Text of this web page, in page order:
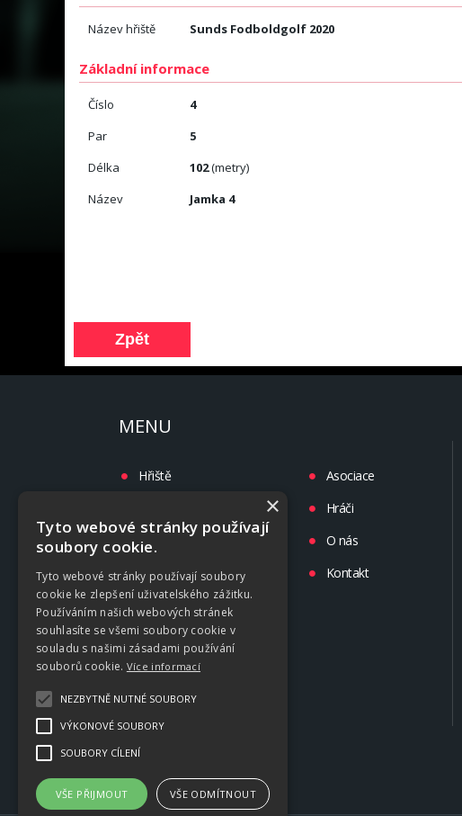
Název hřiště Sunds Fodboldgolf 2020
Základní informace
Číslo
4
Par
5
Délka
102(metry)
Název
Jamka 4
MENU
Hřiště
Liga
Tréninky
Kluby
Asociace
Hráči
O nás
Kontakt
×
Tyto webové stránky používají
soubory cookie.
Tyto webové stránky používají soubory
cookie ke zlepšení uživatelského zážitku.
Používáním našich webových stránek
souhlasíte se všemi soubory cookie v
souladu s našimi zásadami používání
souborů cookie. Více informací
NEZBYTNĚ NUTNÉ SOUBORY
VÝKONOVÉ SOUBORY
SOUBORY CÍLENÍ
VŠE PŘIJMOUT VŠE ODMÍTNOUT